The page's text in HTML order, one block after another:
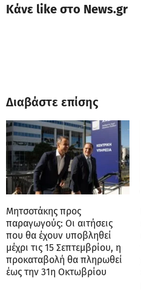
Κάνε like στο News.gr
Διαβάστε επίσης
Μητσοτάκης προς
παραγωγούς: Οι αιτήσεις
που θα έχουν υποβληθεί
μέχρι τις 15 Σεπτεμβρίου, η
προκαταβολή θα πληρωθεί
έως την 31η Οκτωβρίου